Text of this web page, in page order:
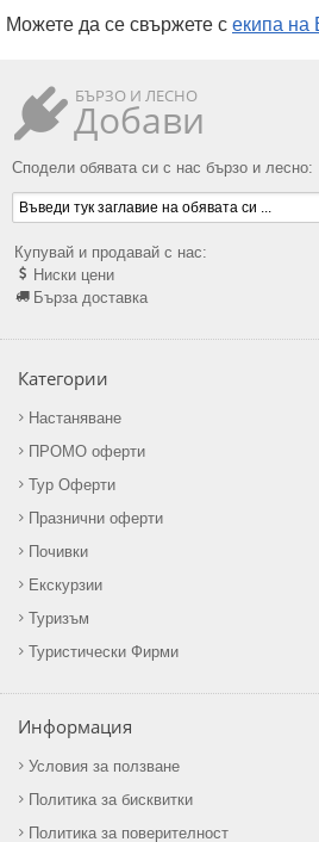
Можете да се свържете с екипа на
БЪРЗО И ЛЕСНО
Добави
Сподели обявата си с нас бързо и лесно:
Купувай и продавай с нас:
Ниски цени
Бърза доставка
Категории
Настаняване
ПРОМО оферти
Тур Оферти
Празнични оферти
Почивки
Екскурзии
Туризъм
Туристически Фирми
Информация
Условия за ползване
Политика за бисквитки
Политика за поверителност